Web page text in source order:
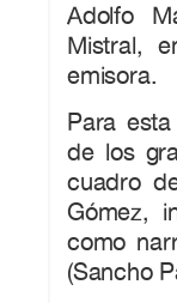
Adolfo
Mistral,
emisora.
Para
de los
cuadro
Gómez,
como
(Sancho